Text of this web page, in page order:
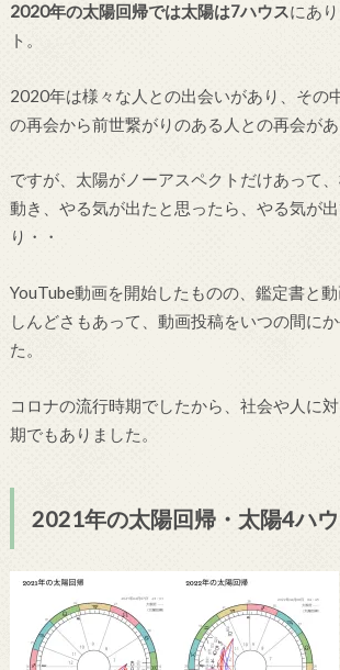
2020年の太陽回帰では太陽は7ハウスにあ
ト。
2020年は様々な人との出会いがあり、その
の再会から前世繋がりのある人との再会があ
ですが、太陽がノーアスペクトだけあって
動き、やる気が出たと思ったら、やる気が
り・・
YouTube動画を開始したものの、鑑定書と
しんどさもあって、動画投稿をいつの間に
た。
コロナの流行時期でしたから、社会や人に
期でもありました。
2021年の太陽回帰・太陽4ハ